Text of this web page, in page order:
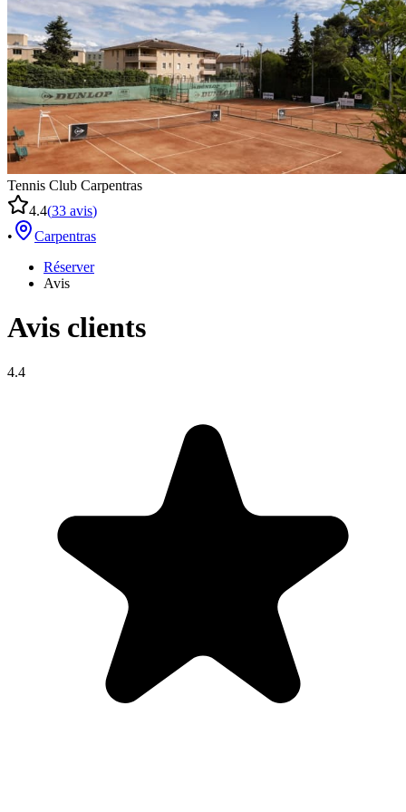
Tennis Club Carpentras
4.4(33 avis)
•
Carpentras
Réserver
Avis
Avis clients
4.4